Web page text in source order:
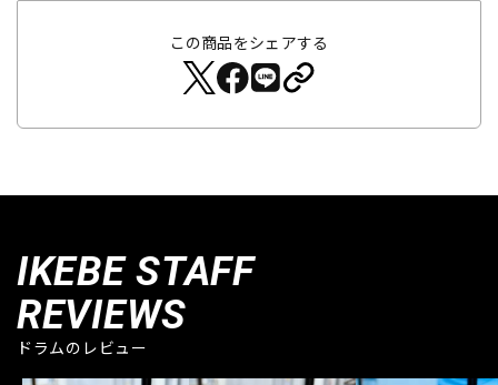
この商品をシェアする
IKEBE STAFF
REVIEWS
ドラムのレビュー